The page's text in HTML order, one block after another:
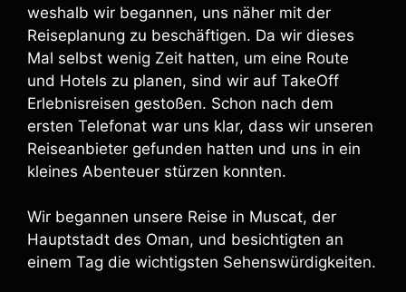
weshalb wir begannen, uns näher mit der
Reiseplanung zu beschäftigen. Da wir dieses
Mal selbst wenig Zeit hatten, um eine Route
und Hotels zu planen, sind wir auf TakeOff
Erlebnisreisen gestoßen. Schon nach dem
ersten Telefonat war uns klar, dass wir unseren
Reiseanbieter gefunden hatten und uns in ein
kleines Abenteuer stürzen konnten.
Wir begannen unsere Reise in Muscat, der
Hauptstadt des Oman, und besichtigten an
einem Tag die wichtigsten Sehenswürdigkeiten.